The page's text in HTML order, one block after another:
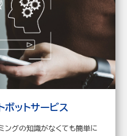
ットサービス
ングの知識がなくても簡単に